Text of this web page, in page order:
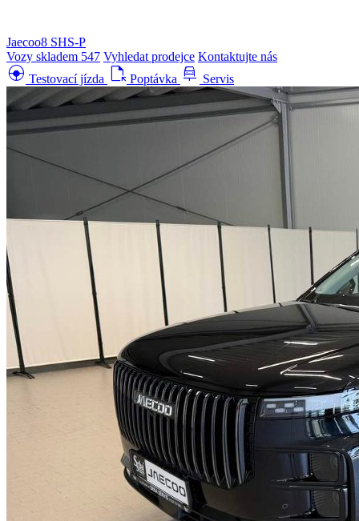
Jaecoo8 SHS-P
Vozy skladem 547 Vyhledat prodejce Kontaktujte nás
search_hands_free Testovací jízda file_open Poptávka car_repair Servis